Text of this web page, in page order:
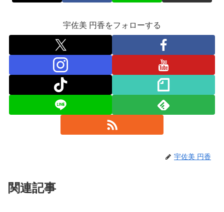
宇佐美 円香をフォローする
宇佐美 円香
関連記事